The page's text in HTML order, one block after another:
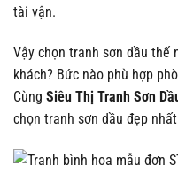
tài vận.
Vậy chọn tranh sơn dầu thế
khách? Bức nào phù hợp
Cùng Siêu Thị Tranh Sơn
chọn tranh sơn dầu đẹp